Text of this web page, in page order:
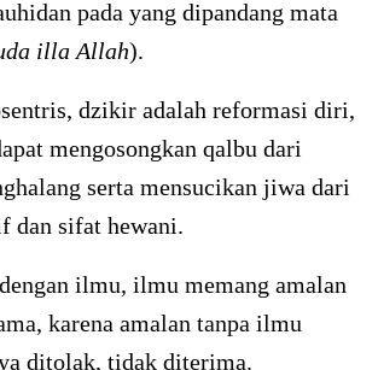
pada yang dipandang mata
illa Allah).
dzikir adalah reformasi diri,
mengosongkan qalbu dari
serta mensucikan jiwa dari
dan sifat hewani.
ilmu, ilmu memang amalan
karena amalan tanpa ilmu
ditolak, tidak diterima.